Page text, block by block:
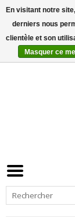
En visitant notre
derniers nous
clientèle et son
Masquer ce